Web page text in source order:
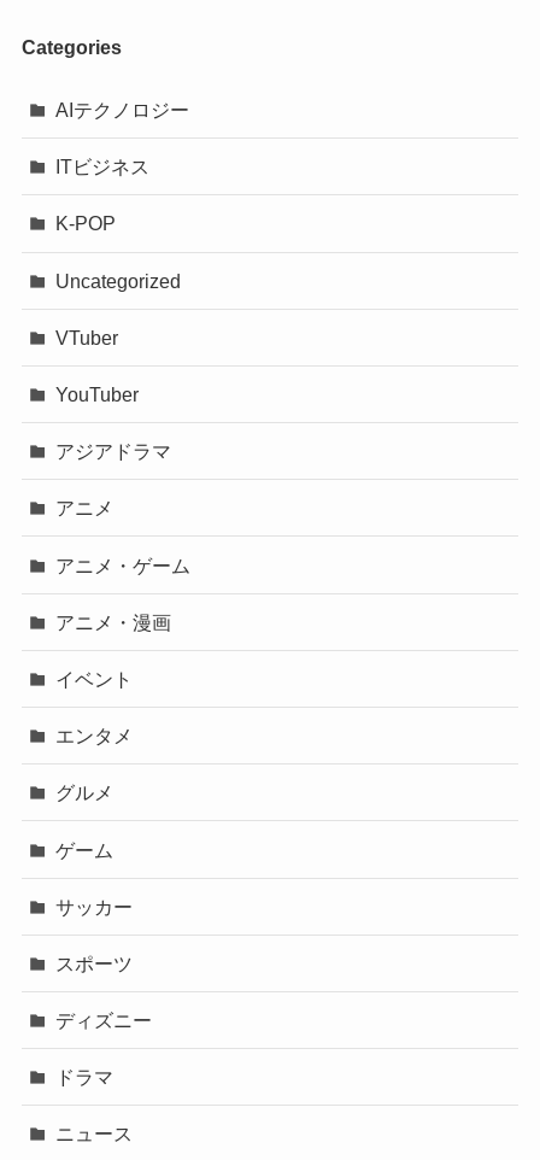
Categories
AIテクノロジー
ITビジネス
K-POP
Uncategorized
VTuber
YouTuber
アジアドラマ
アニメ
アニメ・ゲーム
アニメ・漫画
イベント
エンタメ
グルメ
ゲーム
サッカー
スポーツ
ディズニー
ドラマ
ニュース